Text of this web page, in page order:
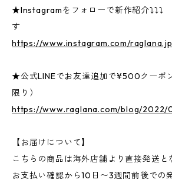
★Instagramをフォローで新作紹介⤵⤵⤵
す
https://www.instagram.com/
★公式LINEでお友達追加で¥500クーポ
限り）
https://www.raglana.com/blog/2022/
【お届けについて】
こちらの商品は海外店舗より直接発送と
お支払い確認から10日〜3週間前後での